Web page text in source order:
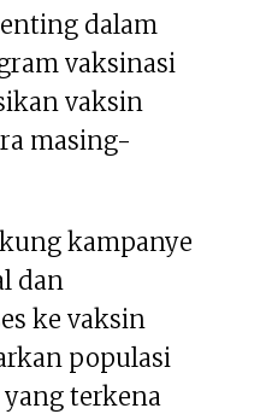
dalam
vaksinasi
vaksin
masing-
kampanye
dan
ke vaksin
populasi
terkena